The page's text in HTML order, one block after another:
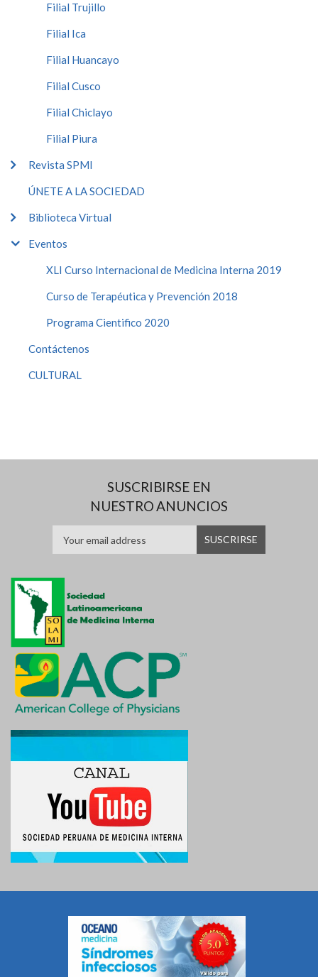
Filial Trujillo
Filial Ica
Filial Huancayo
Filial Cusco
Filial Chiclayo
Filial Piura
Revista SPMI
ÚNETE A LA SOCIEDAD
Biblioteca Virtual
Eventos
XLI Curso Internacional de Medicina Interna 2019
Curso de Terapéutica y Prevención 2018
Programa Cientifico 2020
Contáctenos
CULTURAL
SUSCRIBIRSE EN
NUESTRO ANUNCIOS